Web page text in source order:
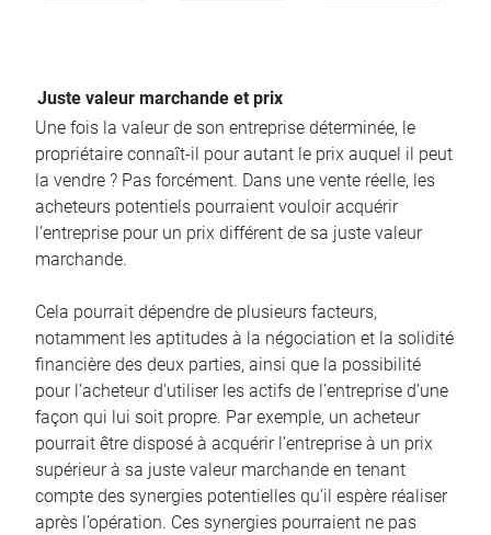
Juste valeur marchande et prix
Une fois la valeur de son entreprise déterminée, le
propriétaire connaît-il pour autant le prix auquel il peut
la vendre ? Pas forcément. Dans une vente réelle, les
acheteurs potentiels pourraient vouloir acquérir
l’entreprise pour un prix différent de sa juste valeur
marchande.
Cela pourrait dépendre de plusieurs facteurs,
notamment les aptitudes à la négociation et la solidité
financière des deux parties, ainsi que la possibilité
pour l’acheteur d’utiliser les actifs de l’entreprise d’une
façon qui lui soit propre. Par exemple, un acheteur
pourrait être disposé à acquérir l’entreprise à un prix
supérieur à sa juste valeur marchande en tenant
compte des synergies potentielles qu’il espère réaliser
après l’opération. Ces synergies pourraient ne pas